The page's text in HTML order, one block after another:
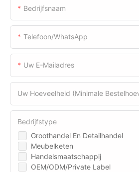
Bedrijfsnaam
Telefoon/WhatsApp
Uw E-Mailadres
Uw Hoeveelheid (minimale
Groothandel En Detailhandel
Meubelketen
Handelsmaatschappij
OEM/ODM/Private Label
Bedrijfstype